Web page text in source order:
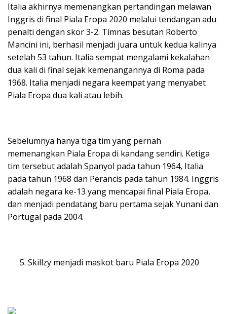
Italia akhirnya memenangkan pertandingan melawan
Inggris di final Piala Eropa 2020 melalui tendangan adu
penalti dengan skor 3-2. Timnas besutan Roberto
Mancini ini, berhasil menjadi juara untuk kedua kalinya
setelah 53 tahun. Italia sempat mengalami kekalahan
dua kali di final sejak kemenangannya di Roma pada
1968. Italia menjadi negara keempat yang menyabet
Piala Eropa dua kali atau lebih.
Sebelumnya hanya tiga tim yang pernah
memenangkan Piala Eropa di kandang sendiri. Ketiga
tim tersebut adalah Spanyol pada tahun 1964, Italia
pada tahun 1968 dan Perancis pada tahun 1984. Inggris
adalah negara ke-13 yang mencapai final Piala Eropa,
dan menjadi pendatang baru pertama sejak Yunani dan
Portugal pada 2004.
Skillzy menjadi maskot baru Piala Eropa 2020